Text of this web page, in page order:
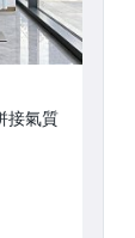
接氣質